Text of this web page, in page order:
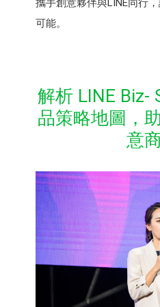
攜手創意夥伴與LINE同行
可能。
解析 LINE Biz-
品策略地圖，
意